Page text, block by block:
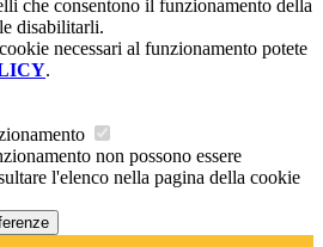
che consentono il funzionamento della
disabilitarli.
necessari al funzionamento potete
.
non possono essere
l'elenco nella pagina della cookie